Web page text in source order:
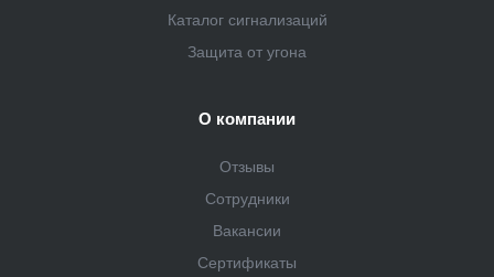
Каталог сигнализаций
Защита от угона
О компании
Отзывы
Сотрудники
Вакансии
Сертификаты